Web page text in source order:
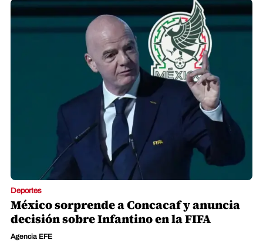
Deportes
México sorprende a Concacaf y anuncia
decisión sobre Infantino en la FIFA
Agencia EFE